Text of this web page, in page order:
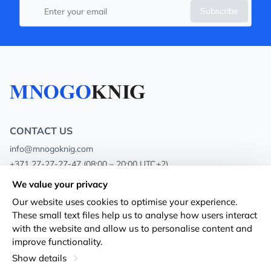
Subscribe
CONTACT US
info@mnogoknig.com
+371 27-27-27-47 (08:00 – 20:00 UTC+2)
Rīga, Augusta Deglava 69d, LV-1082
About us
Stores
Shipping and payment
Privacy Policy
Terms and conditions
We value your privacy
Our website uses cookies to optimise your experience.
These small text files help us to analyse how users interact
with the website and allow us to personalise content and
improve functionality.
Show details